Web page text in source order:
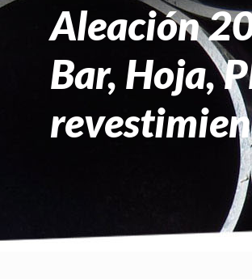
Aleación
Bar, Hoja,